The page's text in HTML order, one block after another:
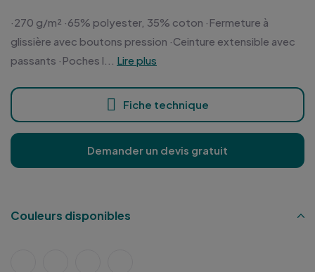
·270 g/m² ·65% polyester, 35% coton ·Fermeture à
glissière avec boutons pression ·Ceinture extensible avec
passants ·Poches l...
Lire plus
Fiche technique
Demander un devis gratuit
Couleurs disponibles